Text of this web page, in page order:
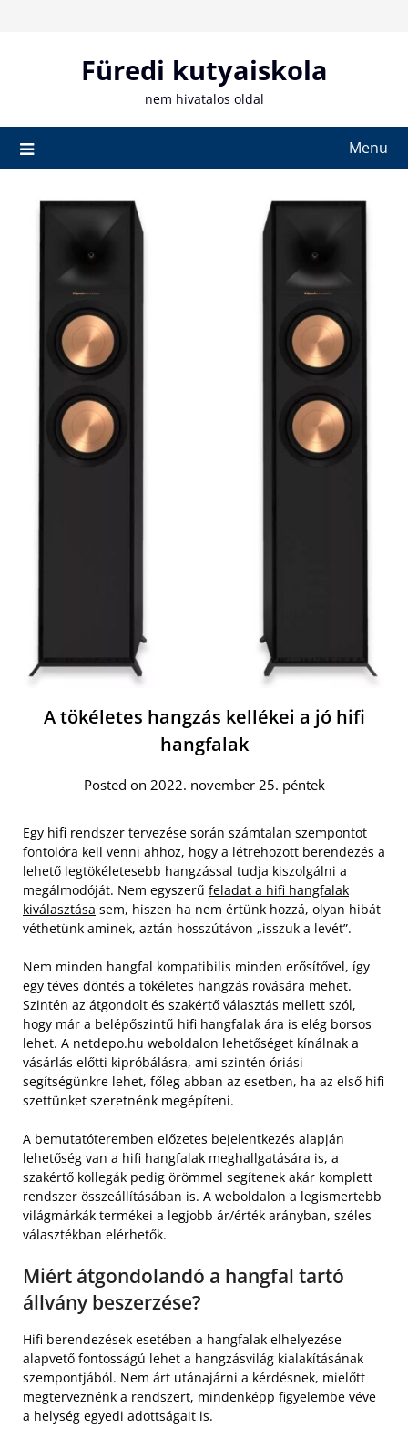
Füredi kutyaiskola
nem hivatalos oldal
Menu
A tökéletes hangzás kellékei a jó hifi
hangfalak
Posted on 2022. november 25. péntek
Egy hifi rendszer tervezése során számtalan szempontot
fontolóra kell venni ahhoz, hogy a létrehozott berendezés a
lehető legtökéletesebb hangzással tudja kiszolgálni a
megálmodóját. Nem egyszerű feladat a hifi hangfalak
kiválasztása sem, hiszen ha nem értünk hozzá, olyan hibát
véthetünk aminek, aztán hosszútávon „isszuk a levét”.
Nem minden hangfal kompatibilis minden erősítővel, így
egy téves döntés a tökéletes hangzás rovására mehet.
Szintén az átgondolt és szakértő választás mellett szól,
hogy már a belépőszintű hifi hangfalak ára is elég borsos
lehet. A netdepo.hu weboldalon lehetőséget kínálnak a
vásárlás előtti kipróbálásra, ami szintén óriási
segítségünkre lehet, főleg abban az esetben, ha az első hifi
szettünket szeretnénk megépíteni.
A bemutatóteremben előzetes bejelentkezés alapján
lehetőség van a hifi hangfalak meghallgatására is, a
szakértő kollegák pedig örömmel segítenek akár komplett
rendszer összeállításában is. A weboldalon a legismertebb
világmárkák termékei a legjobb ár/érték arányban, széles
választékban elérhetők.
Miért átgondolandó a hangfal tartó
állvány beszerzése?
Hifi berendezések esetében a hangfalak elhelyezése
alapvető fontosságú lehet a hangzásvilág kialakításának
szempontjából. Nem árt utánajárni a kérdésnek, mielőtt
megterveznénk a rendszert, mindenképp figyelembe véve
a helység egyedi adottságait is.